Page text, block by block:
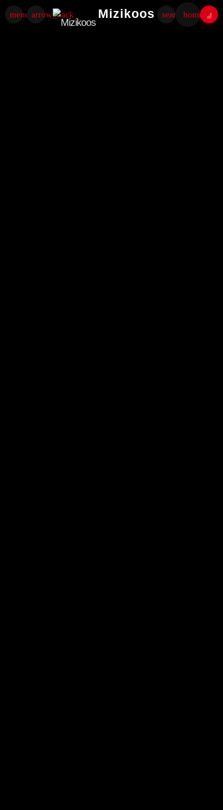
menu arrow_back Mizikoos searchhome